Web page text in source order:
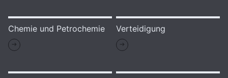
Chemie und Petrochemie Verteidigung